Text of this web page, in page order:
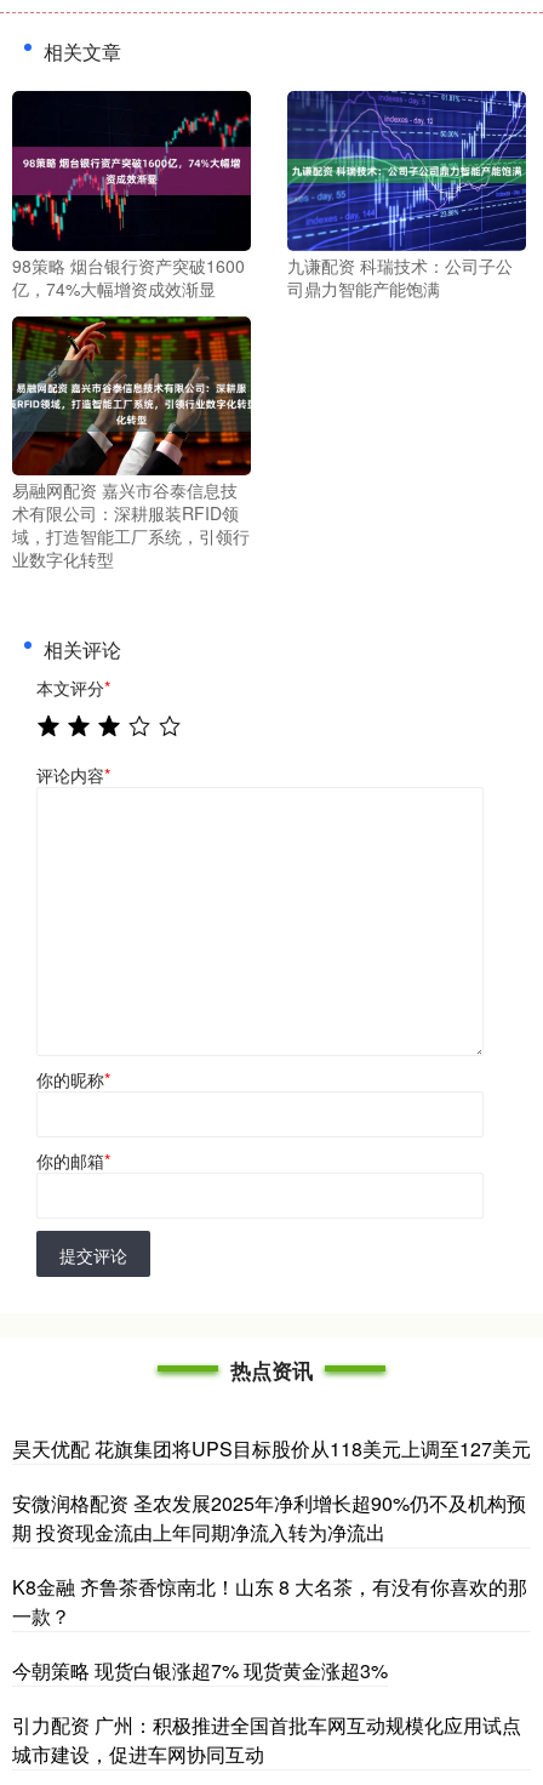
相关文章
98策略 烟台银行资产突破1600
亿，74%大幅增资成效渐显
九谦配资 科瑞技术：公司子公
司鼎力智能产能饱满
易融网配资 嘉兴市谷泰信息技
术有限公司：深耕服装RFID领
域，打造智能工厂系统，引领行
业数字化转型
相关评论
本文评分*
评论内容*
你的昵称*
你的邮箱*
提交评论
热点资讯
昊天优配 花旗集团将UPS目标股价从118美元上调至127美元
安微润格配资 圣农发展2025年净利增长超90%仍不及机构预
期 投资现金流由上年同期净流入转为净流出
K8金融 齐鲁茶香惊南北！山东 8 大名茶，有没有你喜欢的那
一款？
今朝策略 现货白银涨超7% 现货黄金涨超3%
引力配资 广州：积极推进全国首批车网互动规模化应用试点
城市建设，促进车网协同互动